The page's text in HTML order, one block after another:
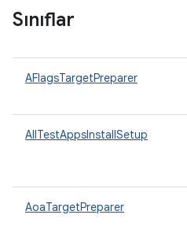
Sınıflar
AFlagsTargetPreparer
AllTestAppsInstallSetup
AoaTargetPreparer